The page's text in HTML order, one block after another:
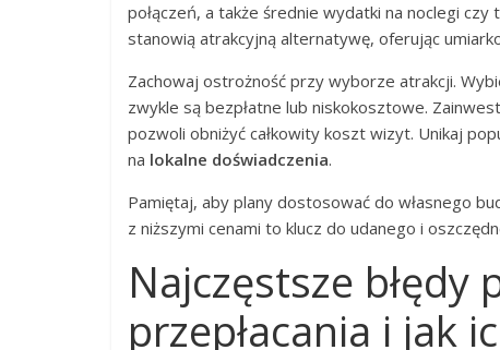
połączeń, a także średnie wydatki na noclegi
stanowią atrakcyjną alternatywę, oferując
Zachowaj ostrożność przy wyborze atrakcji.
zwykle są bezpłatne lub niskokosztowe.
pozwoli obniżyć całkowity koszt wizyt. Unikaj
na lokalne doświadczenia.
Pamiętaj, aby plany dostosować do własnego
z niższymi cenami to klucz do udanego i
Najczęstsze błędy
przepłacania i jak